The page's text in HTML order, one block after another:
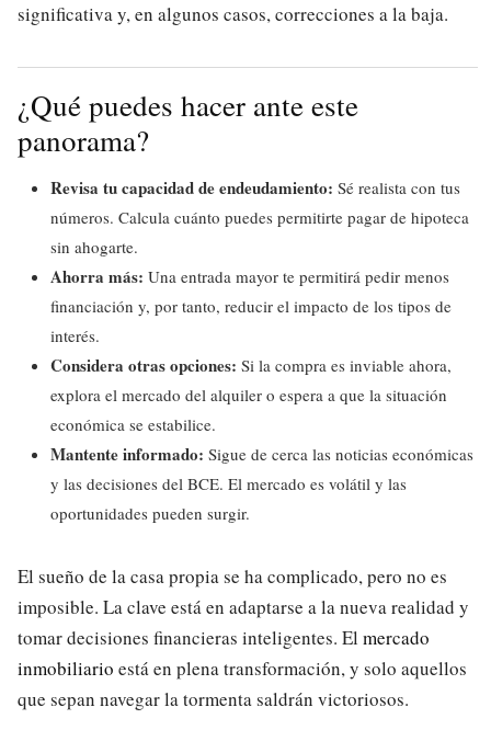
significativa y, en algunos casos, correcciones a la baja.
¿Qué puedes hacer ante este
panorama?
Revisa tu capacidad de endeudamiento: Sé realista con tus
números. Calcula cuánto puedes permitirte pagar de hipoteca
sin ahogarte.
Ahorra más: Una entrada mayor te permitirá pedir menos
financiación y, por tanto, reducir el impacto de los tipos de
interés.
Considera otras opciones: Si la compra es inviable ahora,
explora el mercado del alquiler o espera a que la situación
económica se estabilice.
Mantente informado: Sigue de cerca las noticias económicas
y las decisiones del BCE. El mercado es volátil y las
oportunidades pueden surgir.
El sueño de la casa propia se ha complicado, pero no es
imposible. La clave está en adaptarse a la nueva realidad y
tomar decisiones financieras inteligentes. El mercado
inmobiliario está en plena transformación, y solo aquellos
que sepan navegar la tormenta saldrán victoriosos.